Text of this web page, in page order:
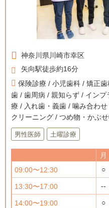
神奈川県川崎市幸区
矢向駅徒歩約16分
保険診療 / 小児歯科 / 矯正
歯 / 歯周病 / 親知らず / イン
療 / 入れ歯・義歯 / 噛み合わ
クリーニング / つめ物・かぶ
男性医師 土曜診療
月
09:00〜12:30
○
13:30〜17:00 --
14:00〜19:00 ○